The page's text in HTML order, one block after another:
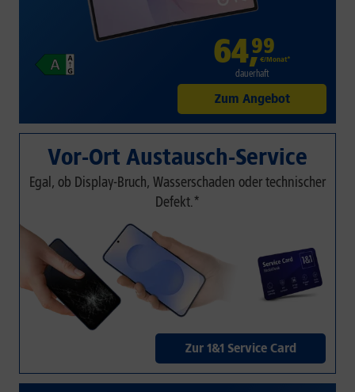
64,99
€/Monat*
dauerhaft
Zum Angebot
Vor-Ort Austausch-Service
Egal, ob Display-Bruch, Wasserschaden oder technischer
Defekt.*
Zur 1&1 Service Card